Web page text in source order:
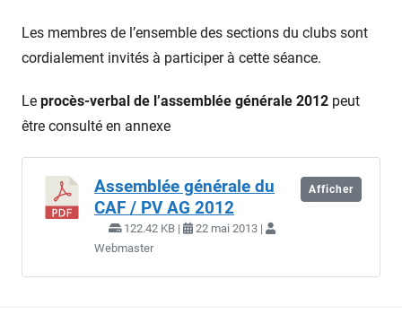
Les membres de l’ensemble des sections du clubs sont
cordialement invités à participer à cette séance.
Le procès-verbal de l’assemblée générale 2012 peut
être consulté en annexe
Assemblée générale du
CAF / PV AG 2012
122.42 KB |
22 mai 2013 |
Webmaster
Afficher